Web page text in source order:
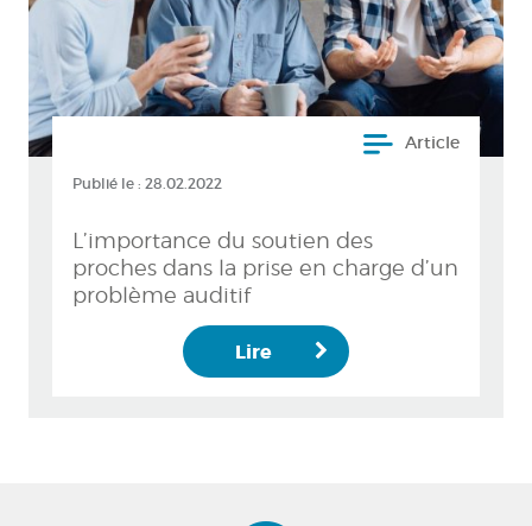
Article
Publié le : 28.02.2022
L’importance du soutien des
proches dans la prise en charge d’un
problème auditif
Lire